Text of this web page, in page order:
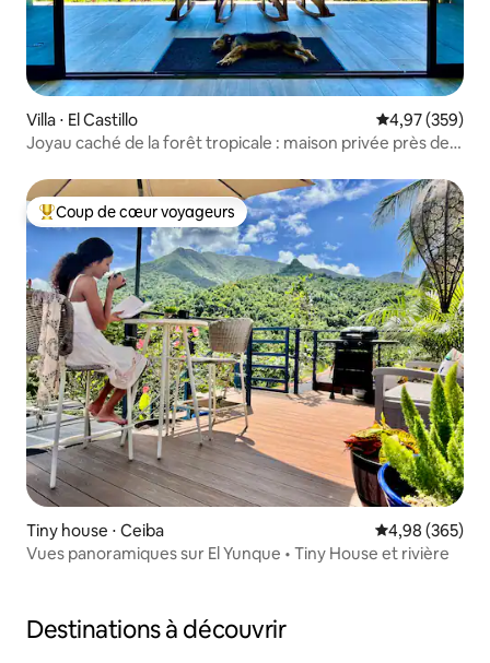
Villa ⋅ El Castillo Évaluation
4,97 (359)
Joyau caché de la forêt tropicale : maison privée près de
Coups de cœur voyageurs les plus appréciés
Coup de cœur voyageurs
Tiny house ⋅ Ceiba Évaluation
4,98 (365)
Vues panoramiques sur El Yunque • Tiny House et rivière
Destinations à découvrir